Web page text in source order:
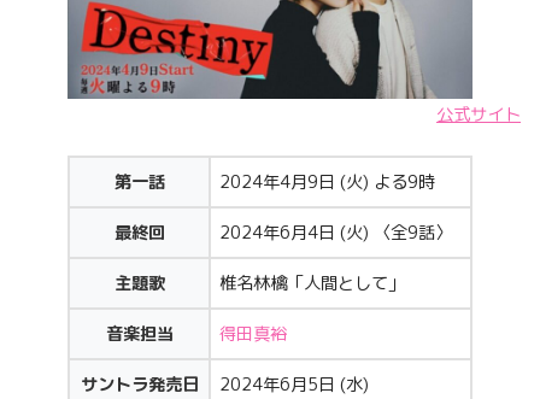
公式サイト
第一話 2024年4月9日 (火) よる9時
最終回 2024年6月4日 (火) 〈全9話〉
主題歌 椎名林檎「人間として」
音楽担当 得田真裕
サントラ発売日 2024年6月5日 (水)